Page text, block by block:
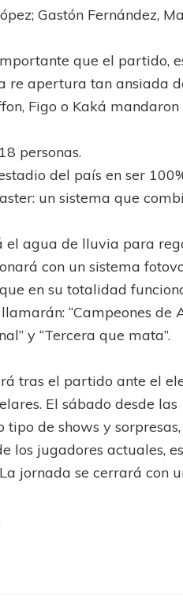
Gastón Fernández,
que el partido,
re apertura tan ansiada
Figo o Kaká
personas.
del país en ser
un sistema que
el agua de lluvia para
con un sistema
en su totalidad
“Campeones de
y “Tercera que mata”.
tras el partido ante el
El sábado desde
tipo de shows y
los jugadores actuales,
La jornada se cerrará con